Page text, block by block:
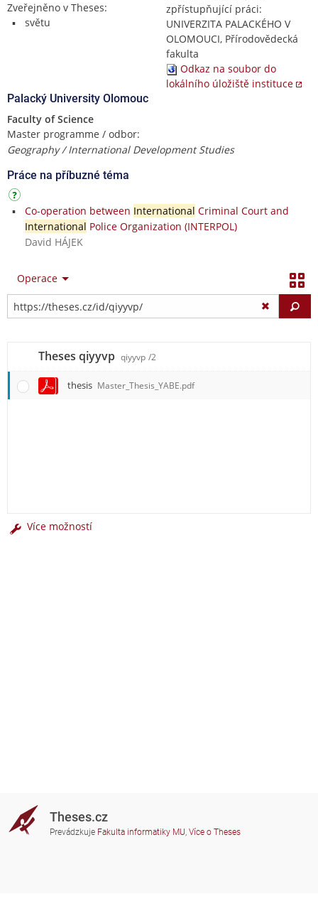
Zveřejněno v Theses:
světu
zpřístupňující práci:
UNIVERZITA PALACKÉHO V
OLOMOUCI, Přírodovědecká
fakulta
Odkaz na soubor do
lokálního úložiště instituce
Palacký University Olomouc
Faculty of Science
Master programme / odbor:
Geography / International Development Studies
Práce na příbuzné téma
Co-operation between International Criminal Court and
International Police Organization (INTERPOL)
David HÁJEK
Operace
Theses qiyyvp qiyyvp /2
thesis Master_Thesis_YABE.pdf
Více možností
Theses.cz
Prevádzkuje Fakulta informatiky MU, Více o Theses